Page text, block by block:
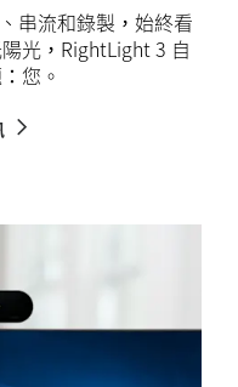
串流和錄製，始終看
光，RightLight 3 自
您。